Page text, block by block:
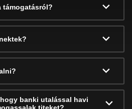
támogatásról?
banki utalással havi